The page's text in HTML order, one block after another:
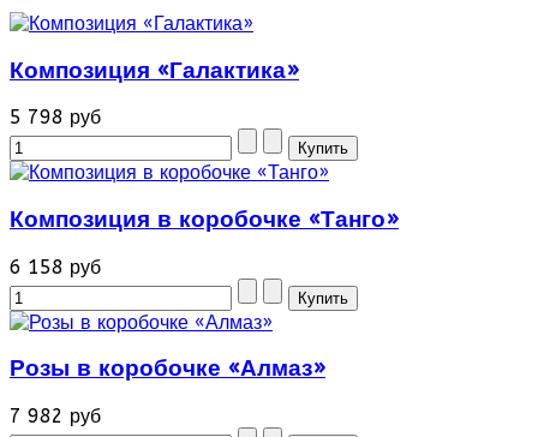
Композиция «Галактика»
5 798 руб
Композиция в коробочке «Танго»
6 158 руб
Розы в коробочке «Алмаз»
7 982 руб